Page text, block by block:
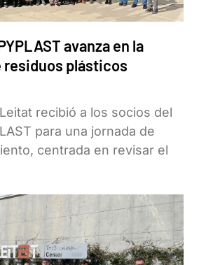
avanza en la
residuos plásticos
recibió a los socios del
para una jornada de
centrada en revisar el